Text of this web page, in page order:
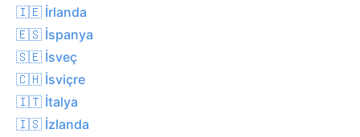
🇮🇪 İrlanda
🇪🇸 İspanya
🇸🇪 İsveç
🇨🇭 İsviçre
🇮🇹 İtalya
🇮🇸 İzlanda